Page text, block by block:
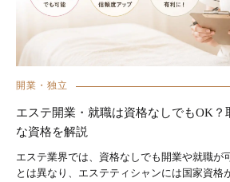
開業・独立
エステ開業・就職は資格なしでもOK？
な資格を解説
エステ業界では、資格なしでも開業や就職が
とは異なり、エステティシャンには国家資格